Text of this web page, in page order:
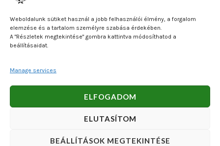
Weboldalunk sütiket használ a jobb felhasználói élmény, a forgalom
elemzése és a tartalom személyre szabása érdekében.
A "Részletek megtekintése" gombra kattintva módosíthatod a
beállításaidat.
Manage services
ELFOGADOM
ELUTASÍTOM
BEÁLLÍTÁSOK MEGTEKINTÉSE
Közösségi adószám: HU90921379
Bankszámlaszám: OTP Bank 11740047-27102600
by Bakos Bálint E. V. (Halcsapda).